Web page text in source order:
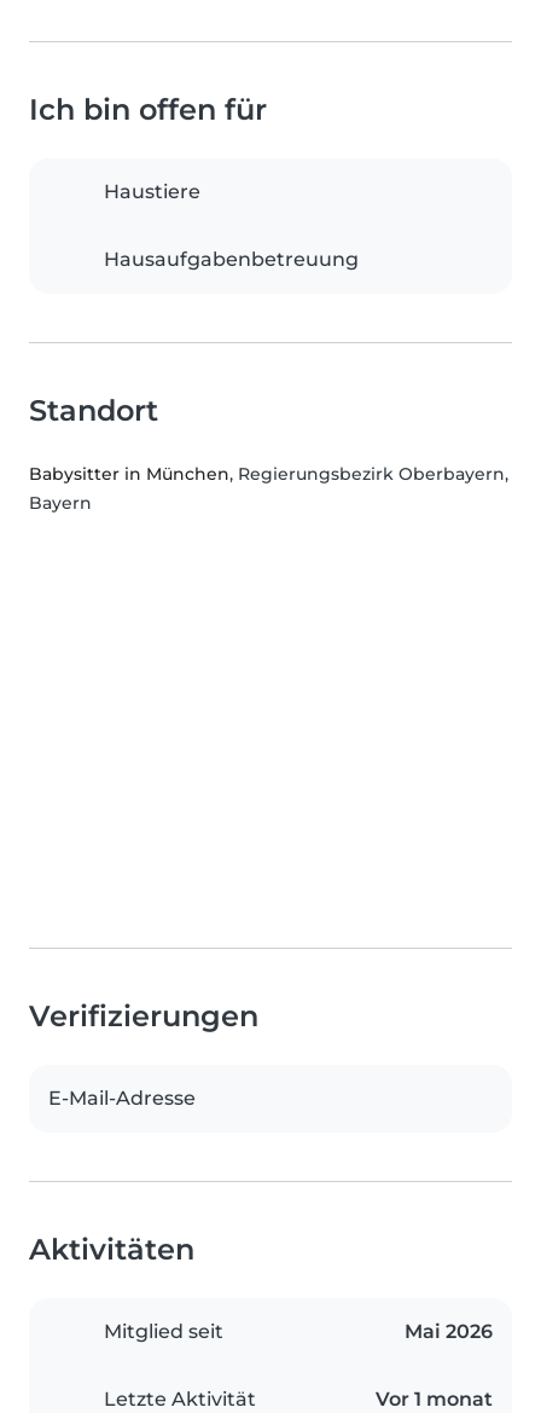
Ich bin offen für
Haustiere
Hausaufgabenbetreuung
Standort
Babysitter in München, Regierungsbezirk Oberbayern,
Bayern
Verifizierungen
E-Mail-Adresse
Aktivitäten
Mitglied seit Mai 2026
Letzte Aktivität Vor 1 monat